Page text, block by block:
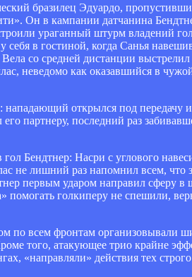
бразилец Эдуардо,
Он в кампании датчанина
ураганный штурм владений
себя в гостиной, когда Санья
со средней дистанции
неведомо как оказавшийся в
открылся под передачу
партнеру, последний раз
Бендтнер: Насри с углового
не лишний раз напомнил всем, что
первым ударом направил сферу
голкиперу не спешили,
по всем фронтам организовывали
того, атакующее трио крайне
«направляли» действия тех